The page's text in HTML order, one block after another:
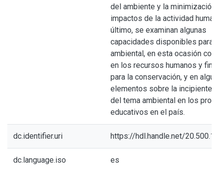
del ambiente y la minimización
impactos de la actividad
último, se examinan algunas
capacidades disponibles para
ambiental, en esta ocasión con
en los recursos humanos y
para la conservación, y en
elementos sobre la incipiente
del tema ambiental en los
educativos en el país.
dc.identifier.uri https://hdl.handle.net/
dc.language.iso es